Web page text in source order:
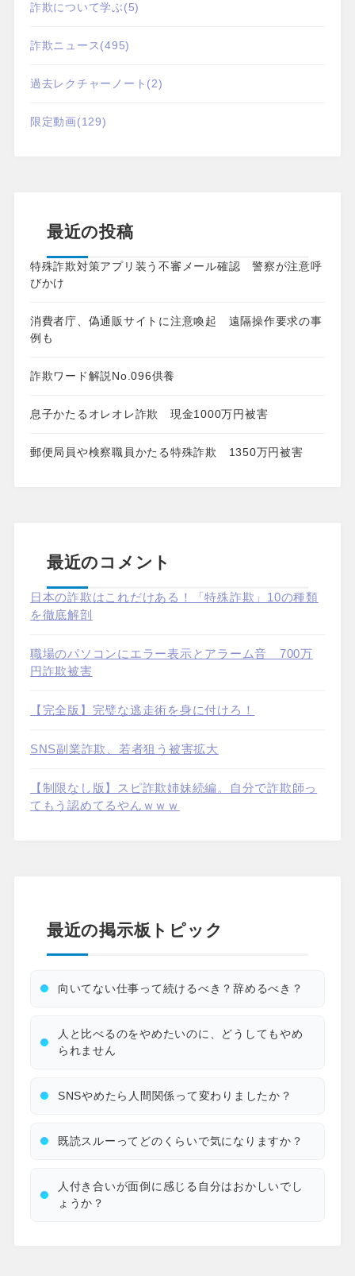
詐欺について学ぶ(5)
詐欺ニュース(495)
過去レクチャーノート (2)
限定動画(129)
最近の投稿
特殊詐欺対策アプリ装う不審メール確認 警察が注意呼
びかけ
消費者庁、偽通販サイトに注意喚起 遠隔操作要求の事
例も
詐欺ワード解説No.096供養
息子かたるオレオレ詐欺 現金1000万円被害
郵便局員や検察職員かたる特殊詐欺 1350万円被害
最近のコメント
日本の詐欺はこれだけある！「特殊詐欺」10の種類
を徹底解剖
職場のパソコンにエラー表示とアラーム音 700万
円詐欺被害
【完全版】完璧な逃走術を身に付けろ！
SNS副業詐欺、若者狙う被害拡大
【制限なし版】スピ詐欺姉妹続編。自分で詐欺師っ
てもう認めてるやんｗｗｗ
最近の掲示板トピック
向いてない仕事って続けるべき？辞めるべき？
人と比べるのをやめたいのに、どうしてもやめ
られません
SNSやめたら人間関係って変わりましたか？
既読スルーってどのくらいで気になりますか？
人付き合いが面倒に感じる自分はおかしいでし
ょうか？